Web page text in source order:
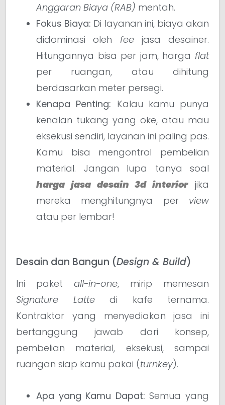
Anggaran Biaya (RAB) mentah.
Fokus Biaya: Di layanan ini, biaya akan
didominasi oleh feejasa desainer.
Hitungannya bisa per jam, harga flat
per ruangan, atau dihitung
berdasarkan meter persegi.
Kenapa Penting: Kalau kamu punya
kenalan tukang yang oke, atau mau
eksekusi sendiri, layanan ini paling pas.
Kamu bisa mengontrol pembelian
material. Jangan lupa tanya soal
harga jasa desain 3d interiorjika
mereka menghitungnya per view
atau per lembar!
Desain dan Bangun (Design & Build)
Ini paket all-in-one, mirip memesan
Signature Lattedi kafe ternama.
Kontraktor yang menyediakan jasa ini
bertanggung jawab dari konsep,
pembelian material, eksekusi, sampai
ruangan siap kamu pakai (turnkey).
Apa yang Kamu Dapat: Semua yang